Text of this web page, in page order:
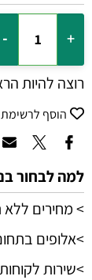
רוצה להיות
הוסף
למה לבחור
> מחירים
>אלופים
>שירות